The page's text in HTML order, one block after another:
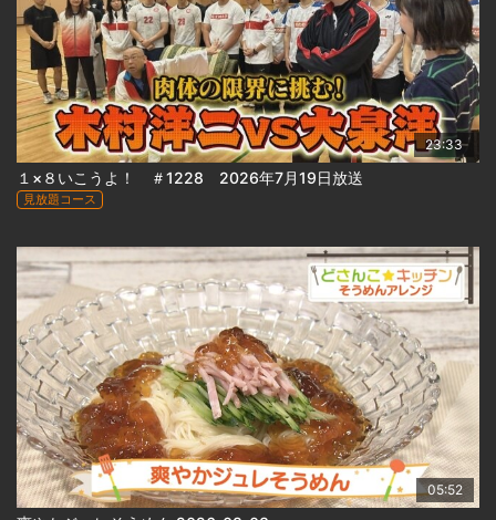
23:33
１×８いこうよ！ ＃1228 2026年7月19日放送
見放題コース
05:52